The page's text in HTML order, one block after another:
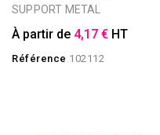
SUPPORT METAL
À partir de 4,17 € HT
Référence 102112